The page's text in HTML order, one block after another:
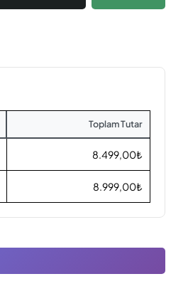
Toplam Tutar
8.499,00₺
8.999,00₺